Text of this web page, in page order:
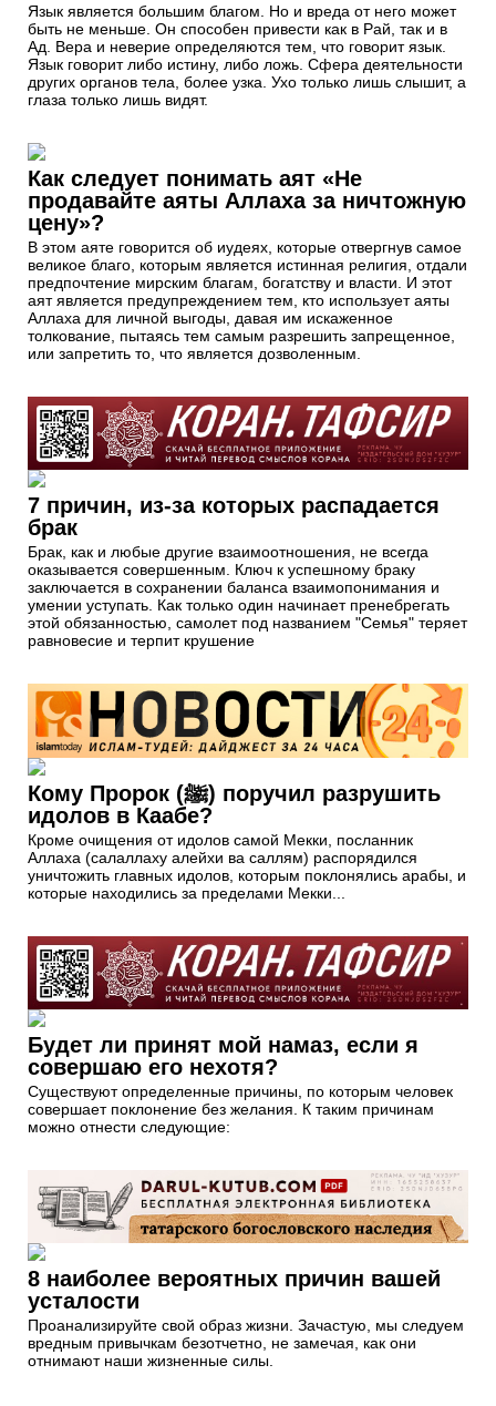
Язык является большим благом. Но и вреда от него может
быть не меньше. Он способен привести как в Рай, так и в
Ад. Вера и неверие определяются тем, что говорит язык.
Язык говорит либо истину, либо ложь. Сфера деятельности
других органов тела, более узка. Ухо только лишь слышит, а
глаза только лишь видят.
Как следует понимать аят «Не
продавайте аяты Аллаха за ничтожную
цену»?
В этом аяте говорится об иудеях, которые отвергнув самое
великое благо, которым является истинная религия, отдали
предпочтение мирским благам, богатству и власти. И этот
аят является предупреждением тем, кто использует аяты
Аллаха для личной выгоды, давая им искаженное
толкование, пытаясь тем самым разрешить запрещенное,
или запретить то, что является дозволенным.
7 причин, из-за которых распадается
брак
Брак, как и любые другие взаимоотношения, не всегда
оказывается совершенным. Ключ к успешному браку
заключается в сохранении баланса взаимопонимания и
умении уступать. Как только один начинает пренебрегать
этой обязанностью, самолет под названием "Семья" теряет
равновесие и терпит крушение
Кому Пророк (ﷺ) поручил разрушить
идолов в Каабе?
Кроме очищения от идолов самой Мекки, посланник
Аллаха (салаллаху алейхи ва саллям) распорядился
уничтожить главных идолов, которым поклонялись арабы, и
которые находились за пределами Мекки...
Будет ли принят мой намаз, если я
совершаю его нехотя?
Существуют определенные причины, по которым человек
совершает поклонение без желания. К таким причинам
можно отнести следующие:
8 наиболее вероятных причин вашей
усталости
Проанализируйте свой образ жизни. Зачастую, мы следуем
вредным привычкам безотчетно, не замечая, как они
отнимают наши жизненные силы.